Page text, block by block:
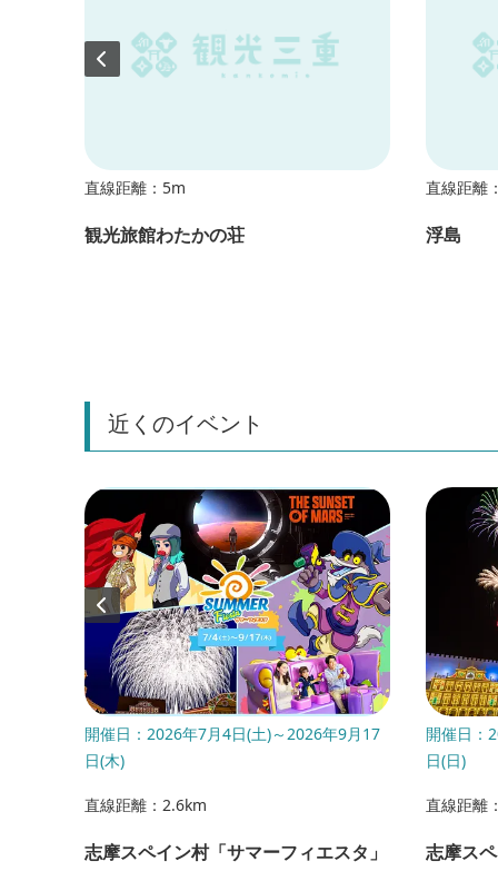
直線距離：5m
観光旅館わたかの荘
直線距離
浮島
近くのイベント
開催日：2026年7月4日(土)～2026年9月17
日(木)
直線距離：2.6km
志摩スペイン村「サマーフィエスタ」
開催日：
日(日)
直線距離
志摩ス